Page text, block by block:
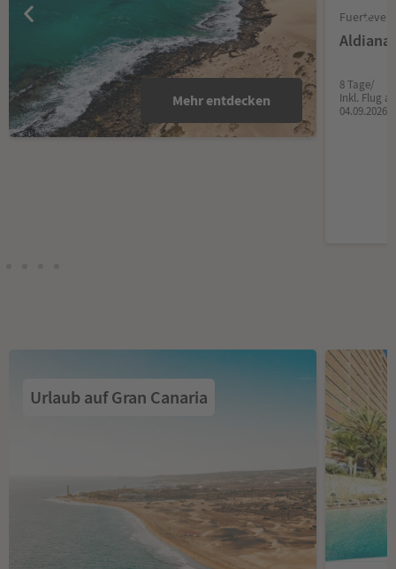
Mehr entdecken
8 Tage/
Inkl. Flug
04.09.2026
Urlaub auf Gran Canaria